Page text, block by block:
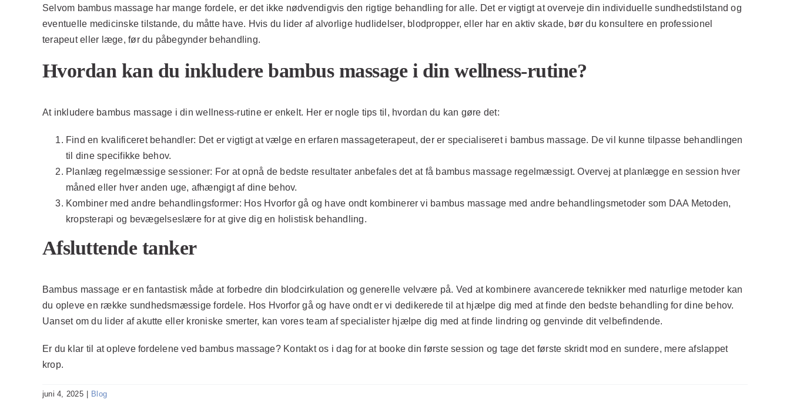
Selvom bambus massage har mange fordele, er det ikke nødvendigvis den rigtige behandling for alle. Det er vigtigt at overveje din individuelle sundhedstilstand og
eventuelle medicinske tilstande, du måtte have. Hvis du lider af alvorlige hudlidelser, blodpropper, eller har en aktiv skade, bør du konsultere en professionel
terapeut eller læge, før du påbegynder behandling.
Hvordan kan du inkludere bambus massage i din wellness-rutine?
At inkludere bambus massage i din wellness-rutine er enkelt. Her er nogle tips til, hvordan du kan gøre det:
Find en kvalificeret behandler: Det er vigtigt at vælge en erfaren massageterapeut, der er specialiseret i bambus massage. De vil kunne tilpasse behandlingen
til dine specifikke behov.
Planlæg regelmæssige sessioner: For at opnå de bedste resultater anbefales det at få bambus massage regelmæssigt. Overvej at planlægge en session hver
måned eller hver anden uge, afhængigt af dine behov.
Kombiner med andre behandlingsformer: Hos Hvorfor gå og have ondt kombinerer vi bambus massage med andre behandlingsmetoder som DAA Metoden,
kropsterapi og bevægelseslære for at give dig en holistisk behandling.
Afsluttende tanker
Bambus massage er en fantastisk måde at forbedre din blodcirkulation og generelle velvære på. Ved at kombinere avancerede teknikker med naturlige metoder kan
du opleve en række sundhedsmæssige fordele. Hos Hvorfor gå og have ondt er vi dedikerede til at hjælpe dig med at finde den bedste behandling for dine behov.
Uanset om du lider af akutte eller kroniske smerter, kan vores team af specialister hjælpe dig med at finde lindring og genvinde dit velbefindende.
Er du klar til at opleve fordelene ved bambus massage? Kontakt os i dag for at booke din første session og tage det første skridt mod en sundere, mere afslappet
krop.
juni 4, 2025 Blog